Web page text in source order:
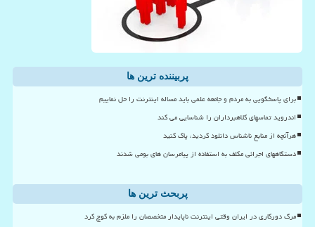
پربیننده ترین ها
برای پاسخگویی به مردم و جامعه علمی باید مساله اینترنت را حل نماییم
اندروید تماسهای کلاهبرداران را شناسایی می کند
هرآنچه از منابع ناشناس دانلود کردید، پاک کنید
دستگاههای اجرائی مکلف به استفاده از پیامرسان های بومی شدند
پربحث ترین ها
مرگ دورکاری در ایران وقتی اینترنت ناپایدار متخصصان را ملزم به کوچ کرد